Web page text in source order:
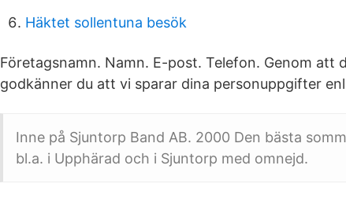
Häktet sollentuna besök
Företagsnamn. Namn. E-post. Telefon. Genom att
godkänner du att vi sparar dina personuppgifter
Inne på Sjuntorp Band AB. 2000 Den bästa
bl.a. i Upphärad och i Sjuntorp med omnejd.